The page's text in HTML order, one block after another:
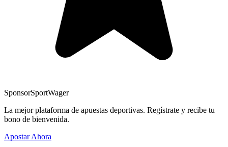
SponsorSportWager
La mejor plataforma de apuestas deportivas. Regístrate y recibe tu
bono de bienvenida.
Apostar Ahora